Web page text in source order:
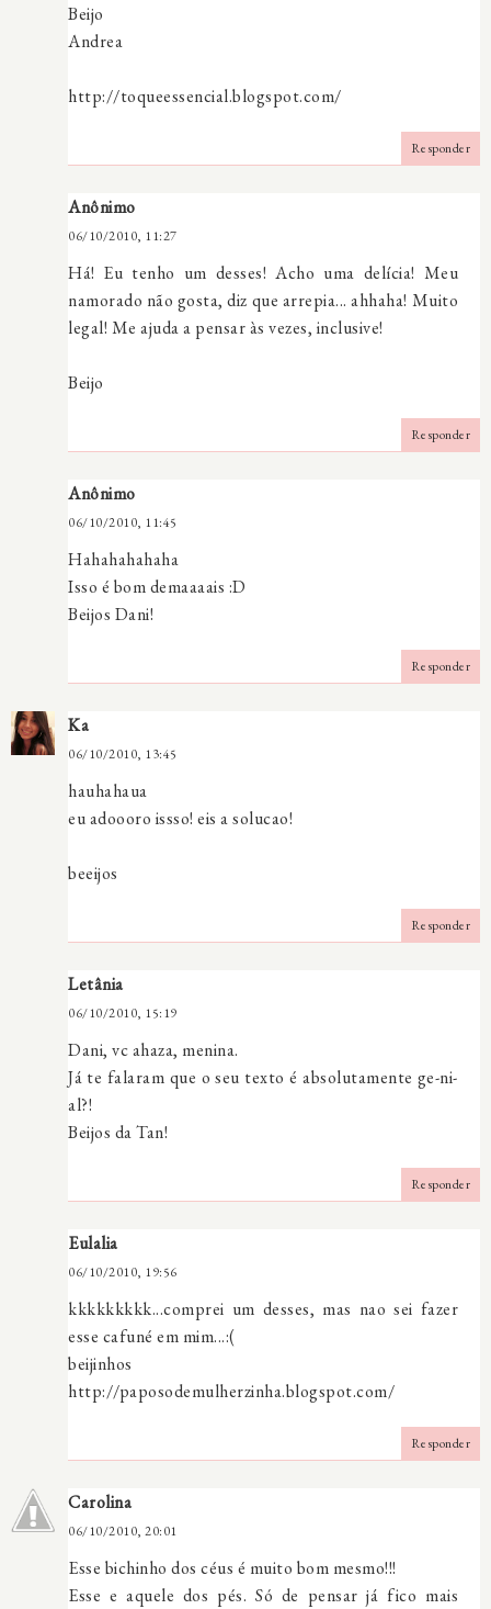
Beijo
Andrea
http://toqueessencial.blogspot.com/
Responder
Anônimo
06/10/2010, 11:27
Há! Eu tenho um desses! Acho uma delícia! Meu
namorado não gosta, diz que arrepia... ahhaha! Muito
legal! Me ajuda a pensar às vezes, inclusive!
Beijo
Responder
Anônimo
06/10/2010, 11:45
Hahahahahaha
Isso é bom demaaaais :D
Beijos Dani!
Responder
Ka
06/10/2010, 13:45
hauhahaua
eu adoooro issso! eis a solucao!
beeijos
Responder
Letânia
06/10/2010, 15:19
Dani, vc ahaza, menina.
Já te falaram que o seu texto é absolutamente ge-ni-
al?!
Beijos da Tan!
Responder
Eulalia
06/10/2010, 19:56
kkkkkkkkk...comprei um desses, mas nao sei fazer
esse cafuné em mim...:(
beijinhos
http://paposodemulherzinha.blogspot.com/
Responder
Carolina
06/10/2010, 20:01
Esse bichinho dos céus é muito bom mesmo!!!
Esse e aquele dos pés. Só de pensar já fico mais